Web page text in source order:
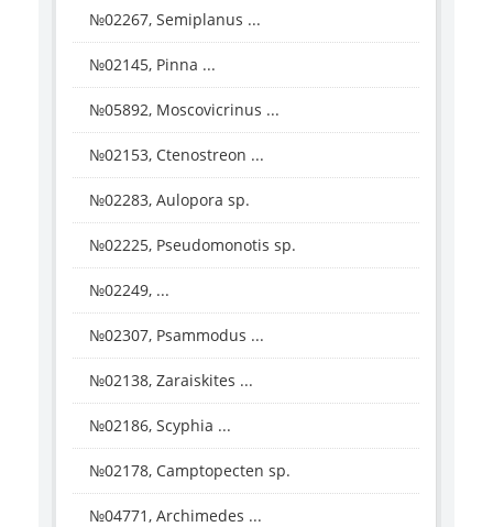
№02267, Semiplanus ...
№02145, Pinna ...
№05892, Moscovicrinus ...
№02153, Ctenostreon ...
№02283, Aulopora sp.
№02225, Pseudomonotis sp.
№02249, ...
№02307, Psammodus ...
№02138, Zaraiskites ...
№02186, Scyphia ...
№02178, Camptopecten sp.
№04771, Archimedes ...